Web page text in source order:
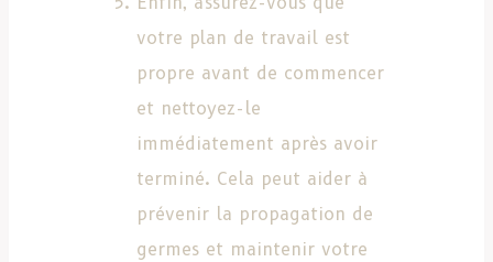
votre plan de travail est
propre avant de commencer
et nettoyez-le
immédiatement après avoir
terminé. Cela peut aider à
prévenir la propagation de
germes et maintenir votre